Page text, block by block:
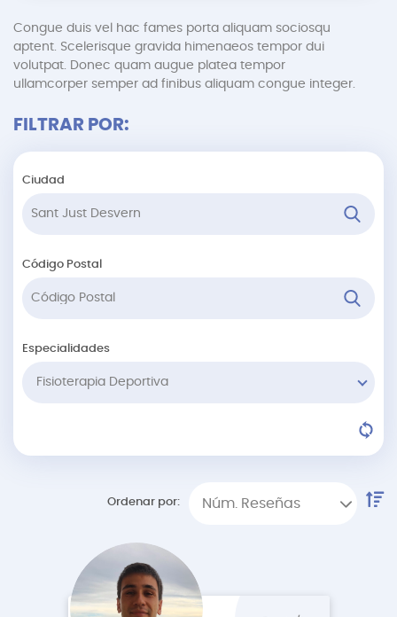
Congue duis vel hac fames porta aliquam sociosqu
aptent. Scelerisque gravida himenaeos tempor dui
volutpat. Donec quam augue platea tempor
ullamcorper semper ad finibus aliquam congue integer.
FILTRAR POR:
Ciudad
Código Postal
Especialidades
Fisioterapia Deportiva
Ordenar por: Núm. Reseñas